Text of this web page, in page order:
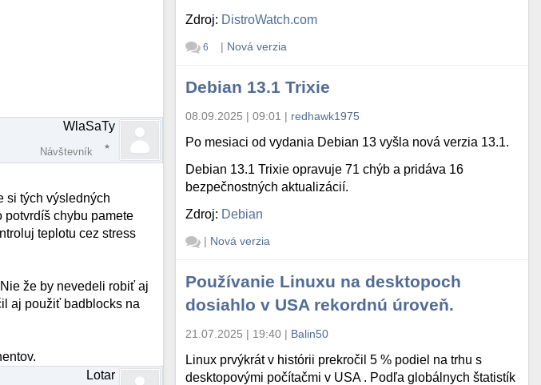
WlaSaTy
Návštevník
si tých výsledných
potvrdíš chybu pamete
teplotu cez stress
že by nevedeli robiť aj
aj použiť badblocks na
Lotar
Zdroj: DistroWatch.com
6 | Nová verzia
Debian 13.1 Trixie
08.09.2025 | 09:01 | redhawk1975
Po mesiaci od vydania Debian 13 vyšla nová verzia 13.1.
Debian 13.1 Trixie opravuje 71 chýb a pridáva 16
bezpečnostných aktualizácií.
Zdroj: Debian
| Nová verzia
Používanie Linuxu na desktopoch
dosiahlo v USA rekordnú úroveň.
21.07.2025 | 19:40 | Balin50
Linux prvýkrát v histórii prekročil 5 % podiel na trhu s
desktopovými počítačmi v USA . Podľa globálnych štatistík